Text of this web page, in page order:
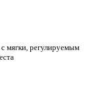
мягки, регулируемым